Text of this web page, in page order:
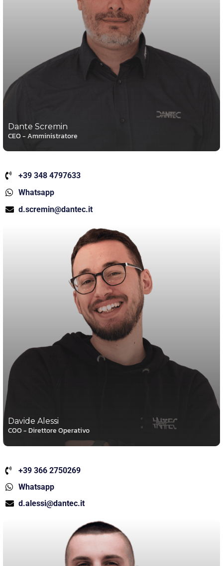
Dante Scremin
CEO - Amministratore
+39 348 4797633
Whatsapp
d.scremin@dantec.it
Davide Alessi
COO - Direttore Operativo
+39 366 2750269
Whatsapp
d.alessi@dantec.it